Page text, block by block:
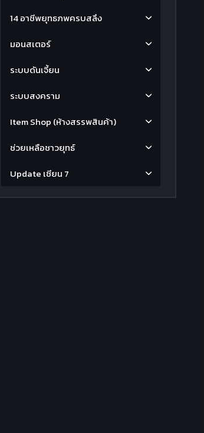
14 อาชีพยุทธภพครบสลึง
มอนสเตอร์
ระบบดันเจี้ยน
ระบบสงคราม
Item Shop (ห้างสรรพสินค้า)
ช่วยเหลือชาวยุทธ์
Update เซียน 7